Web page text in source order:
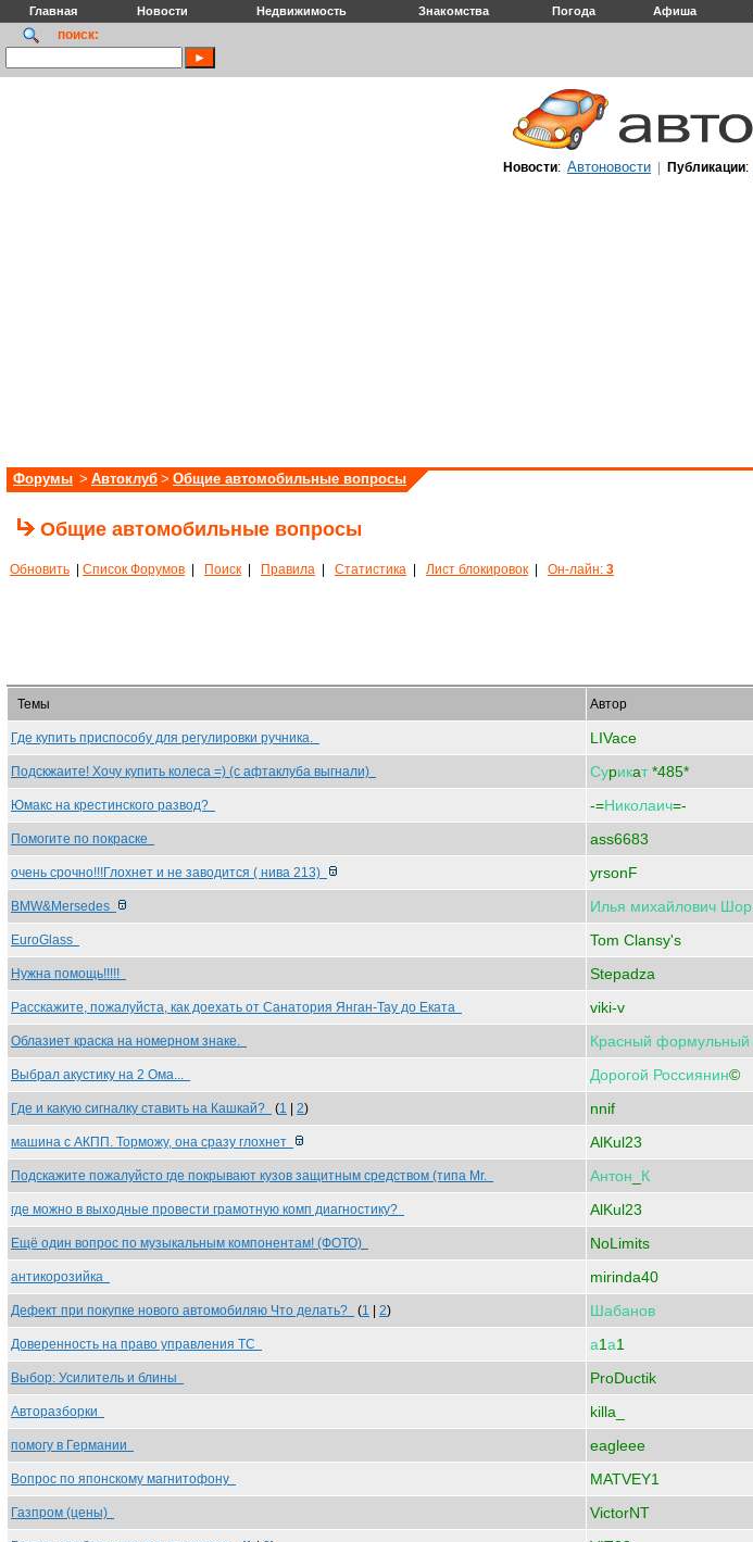
Главная Новости Недвижимость Знакомства Погода Афиша
поиск:
Новости: Автоновости Публикации:
Форумы > Автоклуб > Общие автомобильные вопросы
Общие автомобильные вопросы
Обновить Список Форумов Поиск Правила Статистика Лист блокировок Он-лайн: 3
Темы Автор
Где купить приспособу для регулировки ручника. LIVace
Подскжаите! Хочу купить колеса =) (с афтаклуба выгнали) Суpикaт*485*
Юмакс на крестинского развод? -=Николаич=-
Помогите по покраске ass6683
очень срочно!!!Глохнет и не заводится ( нива 213) yrsonF
BMW&Mersedes Илья михайлович Шор
EuroGlass Tom Clansy's
Нужна помощь!!!!! Stepadza
Расскажите, пожалуйста, как доехать от Санатория Янган-Тау до Еката viki-v
Облазиет краска на номерном знаке. Красный формульный
Выбрал акустику на 2 Ома... Дорогой Россиянин©
Где и какую сигналку ставить на Кашкай? (1 2) nnif
машина с АКПП. Торможу, она сразу глохнет AlKul23
Подскажите пожалуйсто где покрывают кузов защитным средством (типа Mr. Антон К
где можно в выходные провести грамотную комп диагностику? AlKul23
Ещё один вопрос по музыкальным компонентам! (ФОТО) NoLimits
антикорозийка mirinda40
Дефект при покупке нового автомобиляю Что делать? (1 2) Шабанов
Доверенность на право управления ТС а1а1
Выбор: Усилитель и блины ProDuctik
Авторазборки killa_
помогу в Германии eagleee
Вопрос по японскому магнитофону MATVEY1
Газпром (цены) VictorNT